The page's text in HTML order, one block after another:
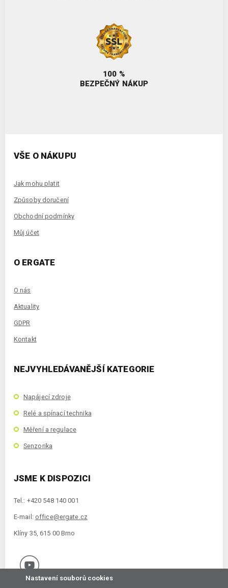
100 %
BEZPEČNÝ NÁKUP
VŠE O NÁKUPU
Jak mohu platit
Způsoby doručení
Obchodní podmínky
Můj účet
O ERGATE
O nás
Aktuality
GDPR
Kontakt
NEJVYHLEDÁVANĚJŠÍ KATEGORIE
Napájecí zdroje
Relé a spínací technika
Měření a regulace
Senzorika
JSME K DISPOZICI
Tel.: +420 548 140 001
E-mail: office@ergate.cz
Klíny 35, 615 00 Brno
Nastavení souborů cookies